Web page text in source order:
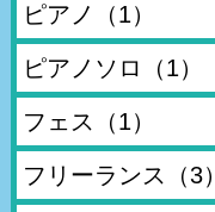
ピアノ （1）
ピアノソロ （1）
フェス （1）
フリーランス （3）